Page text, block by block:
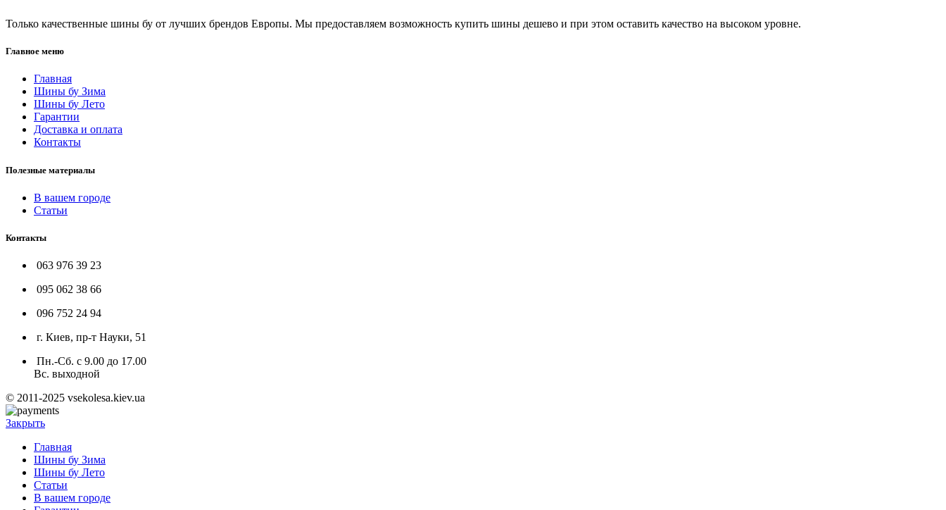
Только качественные шины бу от лучших брендов Европы. Мы предоставляем возможность купить шины дешево и при этом оставить качество на высоком уровне.
Главное меню
Главная
Шины бу Зима
Шины бу Лето
Гарантии
Доставка и оплата
Контакты
Полезные материалы
В вашем городе
Статьи
Контакты
063 976 39 23
095 062 38 66
096 752 24 94
г. Киев, пр-т Науки, 51
Пн.-Сб. с 9.00 до 17.00
Вс. выходной
© 2011-2025 vsekolesa.kiev.ua
Закрыть
Главная
Шины бу Зима
Шины бу Лето
Статьи
В вашем городе